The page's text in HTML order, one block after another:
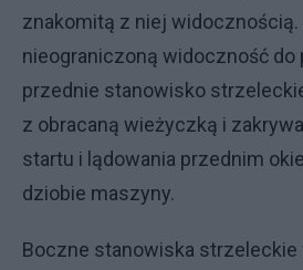
znakomitą z niej widocznością.
nieograniczoną widoczność do
przednie stanowisko
z obracaną wieżyczką i
startu i lądowania przednim
dziobie maszyny.
Boczne stanowiska